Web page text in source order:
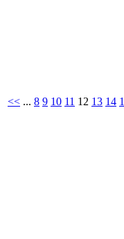
<< ... 8 9 10 11 12 13 14